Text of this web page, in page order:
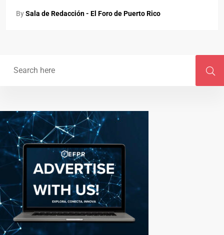
BySala de Redacción - El Foro de Puerto Rico